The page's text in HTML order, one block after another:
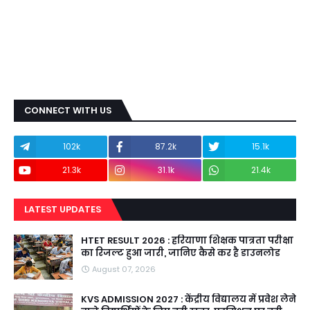
CONNECT WITH US
102k 87.2k
15.1k
21.3k
31.1k 21.4k
LATEST UPDATES
HTET RESULT 2026 : हरियाणा शिक्षक पात्रता परीक्षा
का रिजल्ट हुआ जारी, जानिए कैसे कर है डाउनलोड
August 07, 2026
KVS ADMISSION 2027 : केंद्रीय विद्यालय में प्रवेश लेने